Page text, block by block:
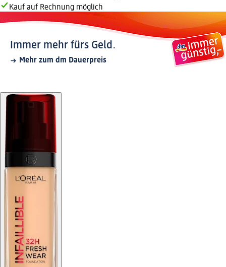
Kauf auf Rechnung möglich
Immer mehr fürs Geld.
Mehr zum dm Dauerpreis